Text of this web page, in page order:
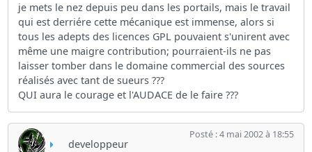
je mets le nez depuis peu dans les portails, mais le travail
qui est derriére cette mécanique est immense, alors si
tous les adepts des licences GPL pouvaient s'unirent avec
même une maigre contribution; pourraient-ils ne pas
laisser tomber dans le domaine commercial des sources
réalisés avec tant de sueurs ???
QUI aura le courage et l'AUDACE de le faire ???
developpeur
Posté : 4 mai 2002 à 18:55